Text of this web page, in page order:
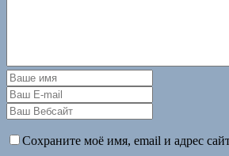
Сохраните моё имя, email и адрес